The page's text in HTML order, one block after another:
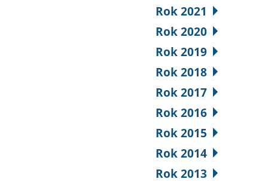
Rok 2021
Rok 2020
Rok 2019
Rok 2018
Rok 2017
Rok 2016
Rok 2015
Rok 2014
Rok 2013